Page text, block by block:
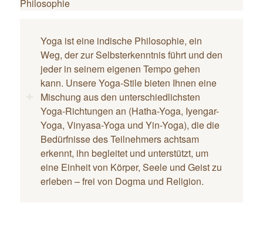
Philosophie
Yoga ist eine indische Philosophie, ein
Weg, der zur Selbsterkenntnis führt und den
jeder in seinem eigenen Tempo gehen
kann. Unsere Yoga-Stile bieten Ihnen eine
Mischung aus den unterschiedlichsten
Yoga-Richtungen an (Hatha-Yoga, Iyengar-
Yoga, Vinyasa-Yoga und Yin-Yoga), die die
Bedürfnisse des Teilnehmers achtsam
erkennt, ihn begleitet und unterstützt, um
eine Einheit von Körper, Seele und Geist zu
erleben – frei von Dogma und Religion.